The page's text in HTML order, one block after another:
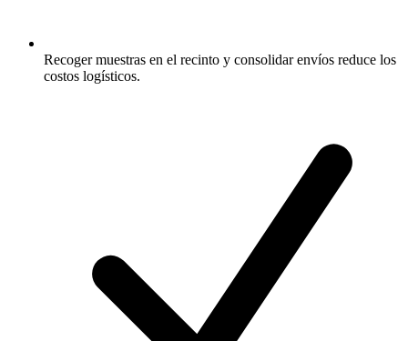
Recoger muestras en el recinto y consolidar envíos reduce los
costos logísticos.